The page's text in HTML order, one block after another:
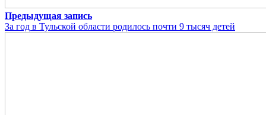
Предыдущая запись
За год в Тульской области родилось почти 9 тысяч детей